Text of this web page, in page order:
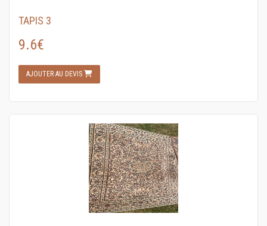
TAPIS 3
9.6€
AJOUTER AU DEVIS